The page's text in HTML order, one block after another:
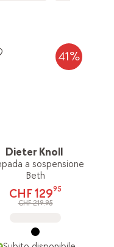
41%
Dieter Knoll
a sospensione
Beth
CHF 12995
CHF 219.95